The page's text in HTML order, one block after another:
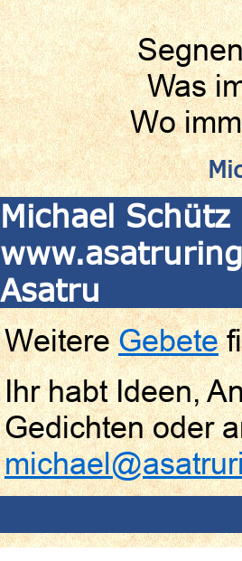
Was
Wo
Michael
Asatru
WeitereGebete
Ihr habt Ideen,
Gedichten oder